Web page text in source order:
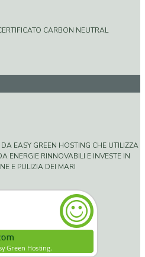
CARBON NEUTRAL
EASY GREEN HOSTING CHE UTILIZZA
ENERGIE RINNOVABILI E INVESTE IN
E PULIZIA DEI MARI